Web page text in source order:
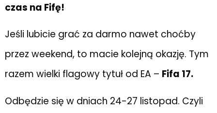
czas na Fifę!
Jeśli lubicie grać za darmo nawet choćby
przez weekend, to macie kolejną okazję. Tym
razem wielki flagowy tytuł od EA – Fifa 17.
Odbędzie się w dniach 24-27 listopad. Czyli